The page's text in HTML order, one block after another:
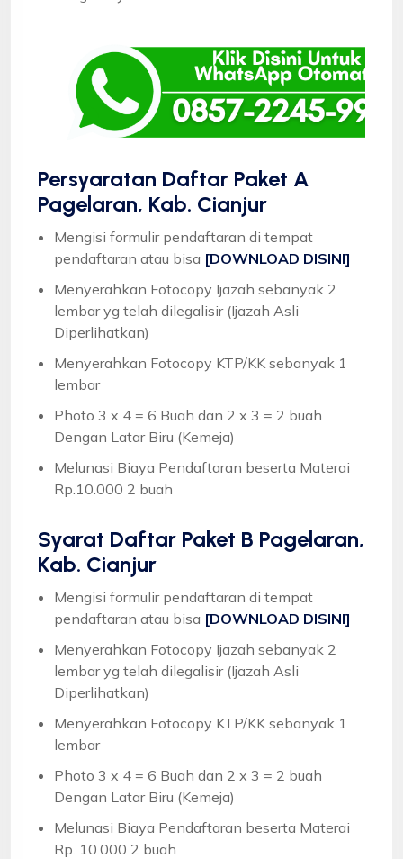
Persyaratan Daftar Paket A
Pagelaran, Kab. Cianjur
Mengisi formulir pendaftaran di tempat
pendaftaran atau bisa [DOWNLOAD DISINI]
Menyerahkan Fotocopy Ijazah sebanyak 2
lembar yg telah dilegalisir (Ijazah Asli
Diperlihatkan)
Menyerahkan Fotocopy KTP/KK sebanyak 1
lembar
Photo 3 x 4 = 6 Buah dan 2 x 3 = 2 buah
Dengan Latar Biru (Kemeja)
Melunasi Biaya Pendaftaran beserta Materai
Rp.10.000 2 buah
Syarat Daftar Paket B Pagelaran,
Kab. Cianjur
Mengisi formulir pendaftaran di tempat
pendaftaran atau bisa [DOWNLOAD DISINI]
Menyerahkan Fotocopy Ijazah sebanyak 2
lembar yg telah dilegalisir (Ijazah Asli
Diperlihatkan)
Menyerahkan Fotocopy KTP/KK sebanyak 1
lembar
Photo 3 x 4 = 6 Buah dan 2 x 3 = 2 buah
Dengan Latar Biru (Kemeja)
Melunasi Biaya Pendaftaran beserta Materai
Rp. 10.000 2 buah